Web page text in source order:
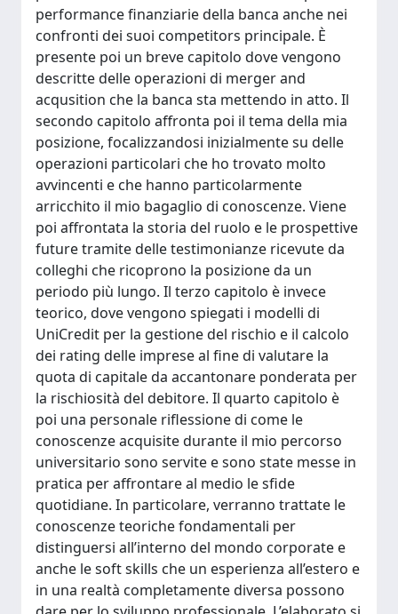
performance finanziarie della banca anche nei
confronti dei suoi competitors principale. È
presente poi un breve capitolo dove vengono
descritte delle operazioni di merger and
acqusition che la banca sta mettendo in atto. Il
secondo capitolo affronta poi il tema della mia
posizione, focalizzandosi inizialmente su delle
operazioni particolari che ho trovato molto
avvincenti e che hanno particolarmente
arricchito il mio bagaglio di conoscenze. Viene
poi affrontata la storia del ruolo e le prospettive
future tramite delle testimonianze ricevute da
colleghi che ricoprono la posizione da un
periodo più lungo. Il terzo capitolo è invece
teorico, dove vengono spiegati i modelli di
UniCredit per la gestione del rischio e il calcolo
dei rating delle imprese al fine di valutare la
quota di capitale da accantonare ponderata per
la rischiosità del debitore. Il quarto capitolo è
poi una personale riflessione di come le
conoscenze acquisite durante il mio percorso
universitario sono servite e sono state messe in
pratica per affrontare al medio le sfide
quotidiane. In particolare, verranno trattate le
conoscenze teoriche fondamentali per
distinguersi all’interno del mondo corporate e
anche le soft skills che un esperienza all’estero e
in una realtà completamente diversa possono